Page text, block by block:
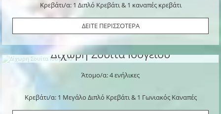
Κρεβάτι/α: 1 Διπλό Κρεβάτι & 1 καναπές κρεβάτι
ΔΕΙΤΕ ΠΕΡΙΣΣΟΤΕΡΑ
Δίχωρη Σουίτα Ισογείου
Άτομο/α: 4 ενήλικες
Κρεβάτι/α: 1 Μεγάλο Διπλό Κρεβάτι & 1 Γωνιακός Καναπές